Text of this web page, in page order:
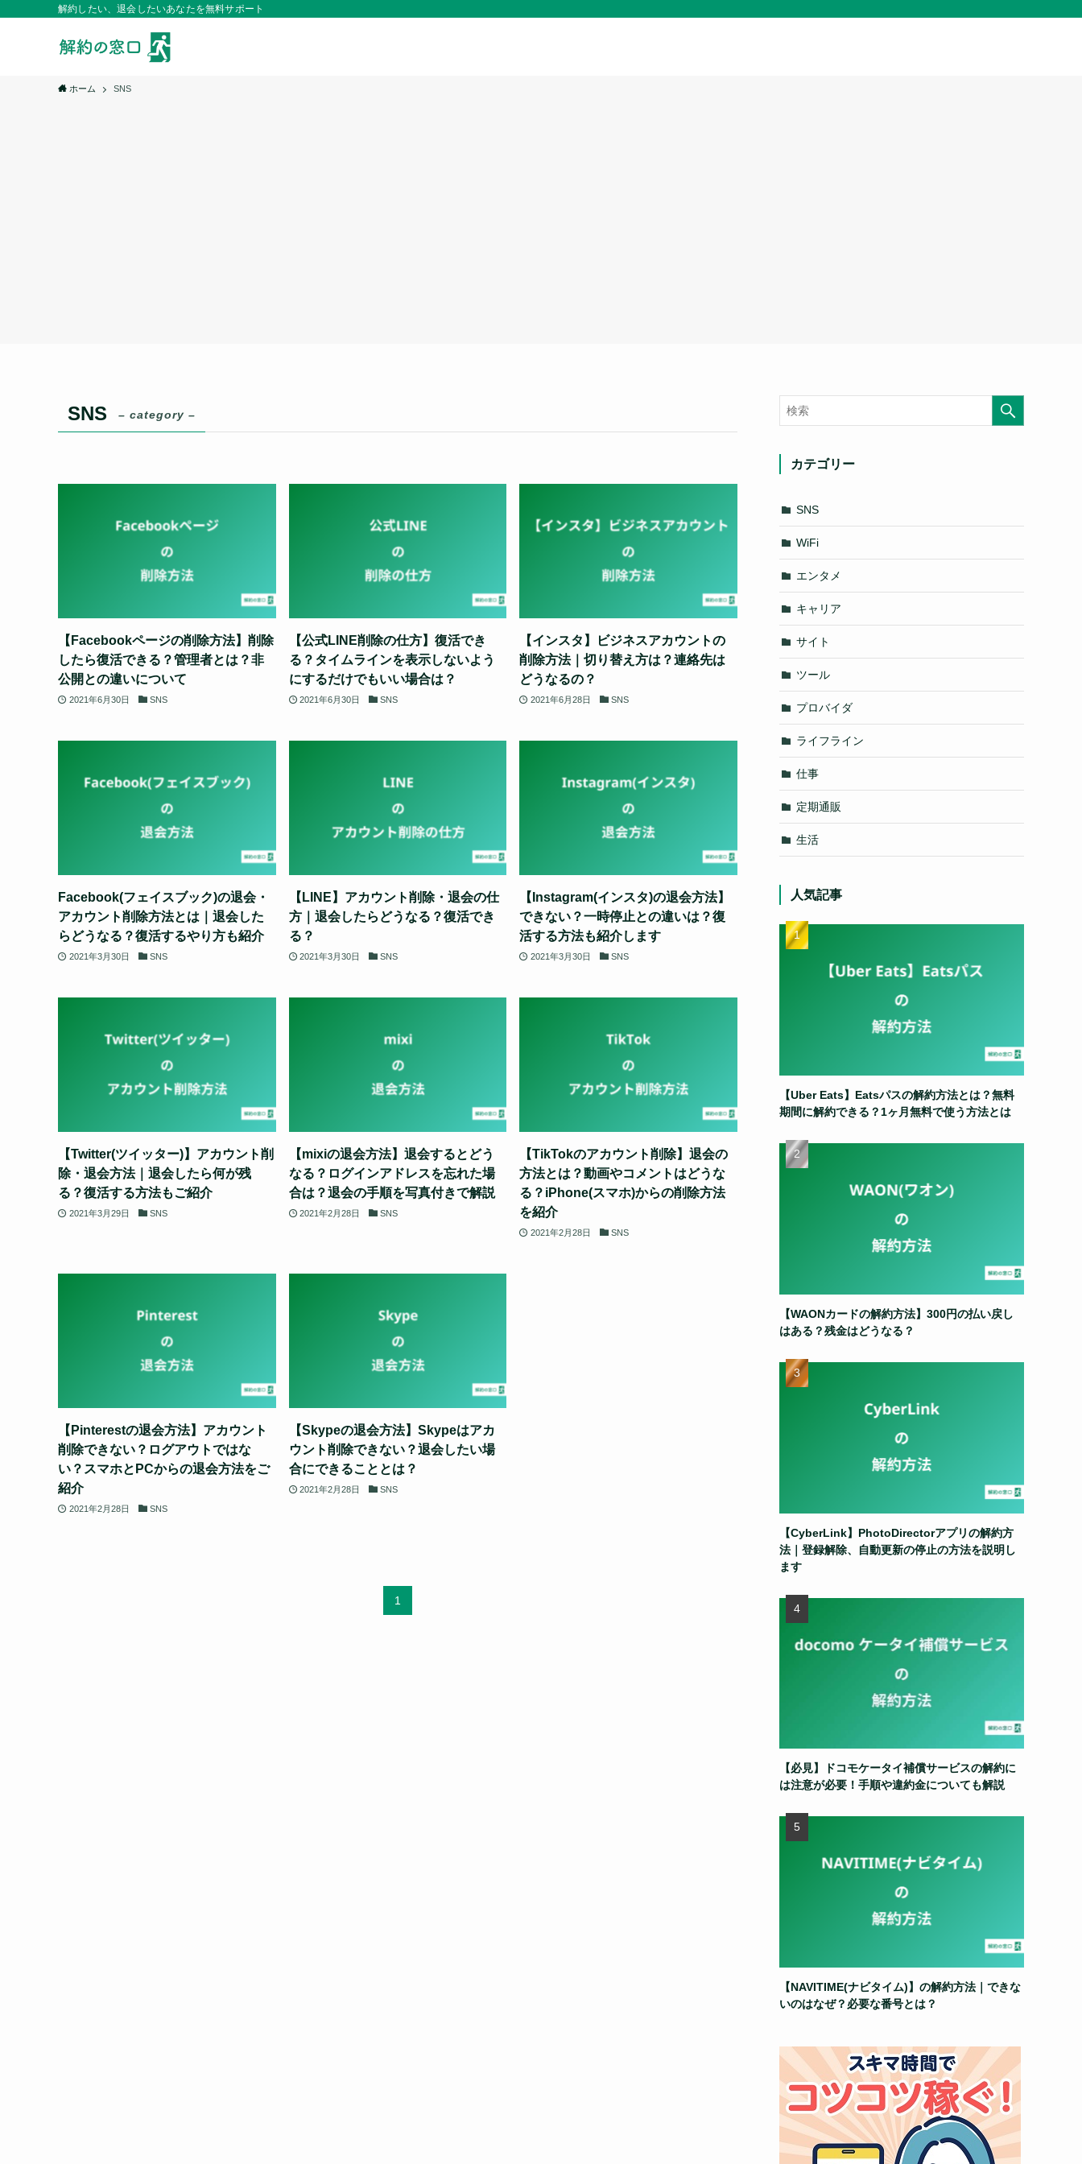
解約したい、退会したいあなたを無料サポート
ホーム SNS
SNS – category –
【Facebookページの削除方法】削除
したら復活できる？管理者とは？非
公開との違いについて
2021年6月30日 SNS
【公式LINE削除の仕方】復活でき
る？タイムラインを表示しないよう
にするだけでもいい場合は？
2021年6月30日 SNS
【インスタ】ビジネスアカウントの
削除方法｜切り替え方は？連絡先は
どうなるの？
2021年6月28日 SNS
Facebook(フェイスブック)の退会・
アカウント削除方法とは｜退会した
らどうなる？復活するやり方も紹介
2021年3月30日 SNS
【LINE】アカウント削除・退会の仕
方｜退会したらどうなる？復活でき
る？
2021年3月30日 SNS
【Instagram(インスタ)の退会方法】
できない？一時停止との違いは？復
活する方法も紹介します
2021年3月30日 SNS
【Twitter(ツイッター)】アカウント削
除・退会方法｜退会したら何が残
る？復活する方法もご紹介
2021年3月29日 SNS
【mixiの退会方法】退会するとどう
なる？ログインアドレスを忘れた場
合は？退会の手順を写真付きで解説
2021年2月28日 SNS
【TikTokのアカウント削除】退会の
方法とは？動画やコメントはどうな
る？iPhone(スマホ)からの削除方法
を紹介
2021年2月28日 SNS
【Pinterestの退会方法】アカウント
削除できない？ログアウトではな
い？スマホとPCからの退会方法をご
紹介
2021年2月28日 SNS
【Skypeの退会方法】Skypeはアカ
ウント削除できない？退会したい場
合にできることとは？
2021年2月28日 SNS
1
カテゴリー
SNS
WiFi
エンタメ
キャリア
サイト
ツール
プロバイダ
ライフライン
仕事
定期通販
生活
人気記事
【Uber Eats】Eatsパスの解約方法とは？無料
期間に解約できる？1ヶ月無料で使う方法とは
【WAONカードの解約方法】300円の払い戻し
はある？残金はどうなる？
【CyberLink】PhotoDirectorアプリの解約方
法｜登録解除、自動更新の停止の方法を説明し
ます
【必見】ドコモケータイ補償サービスの解約に
は注意が必要！手順や違約金についても解説
【NAVITIME(ナビタイム)】の解約方法｜できな
いのはなぜ？必要な番号とは？